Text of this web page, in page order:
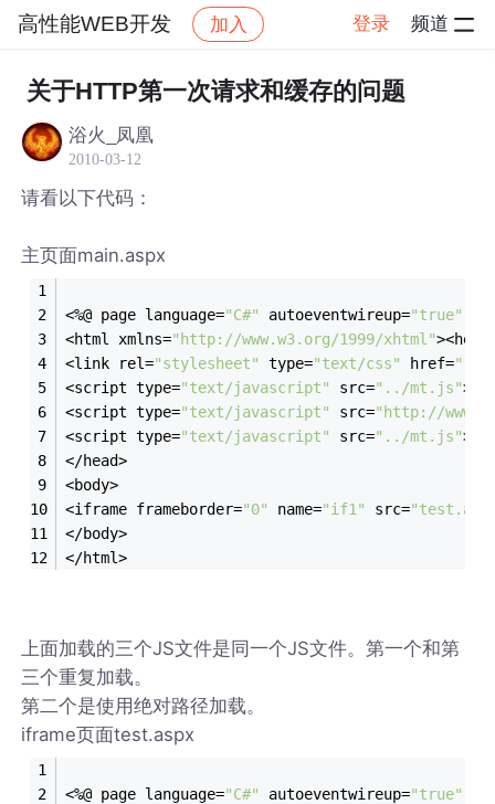
高性能WEB开发 加入 登录 频道
社区 高性能WEB开发 帖子详情
关于HTTP第一次请求和缓存的问题
浴火_凤凰
2010-03-12
请看以下代码：
主页面main.aspx
<%@ page language="C#" autoeventwireup="true"
<html xmlns="http://www.w3.org/1999/xhtml"
<link rel="stylesheet" type="text/css" href="../
<script type="text/javascript" src="../mt.js"
<script type="text/javascript" src="http://
<script type="text/javascript" src="../mt.js"
</head>
<body>
<iframe frameborder="0" name="if1" src=
</body>
</html>
上面加载的三个JS文件是同一个JS文件。第一个和第
三个重复加载。
第二个是使用绝对路径加载。
iframe页面test.aspx
<%@ page language="C#" autoeventwireup="true"